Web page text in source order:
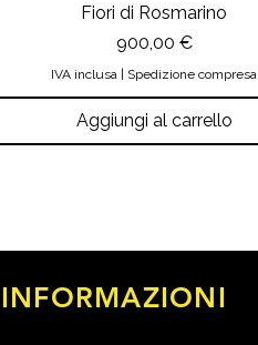
Fiori di Rosmarino
Prezzo
900,00 €
IVA inclusa Spedizione compresa
Aggiungi al carrello
INFORMAZIONI